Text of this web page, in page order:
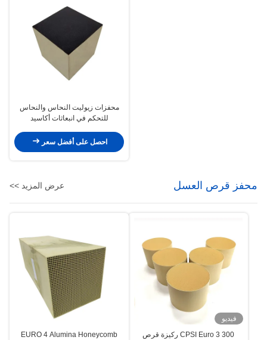
محفزات زيوليت النحاس والنحاس
للتحكم في انبعاثات أكاسيد
احصل على أفضل سعر
محفز قرص العسل عرض المزيد >>
فيديو
300 CPSI Euro 3 ركيزة قرص
EURO 4 Alumina Honeycomb